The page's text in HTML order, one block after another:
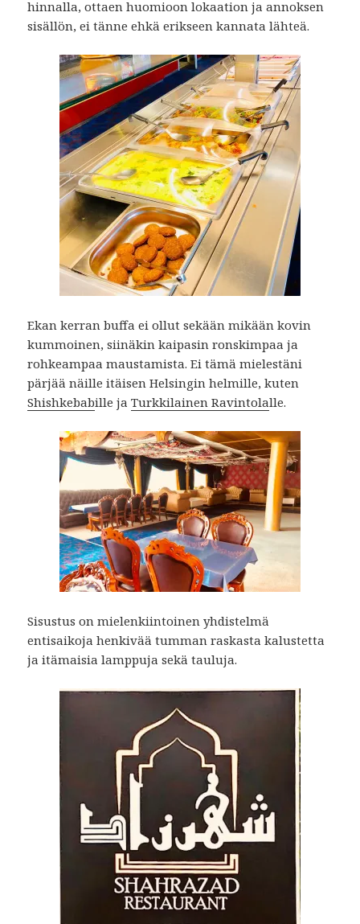
hinnalla, ottaen huomioon lokaation ja annoksen
sisällön, ei tänne ehkä erikseen kannata lähteä.
Ekan kerran buffa ei ollut sekään mikään kovin
kummoinen, siinäkin kaipasin ronskimpaa ja
rohkeampaa maustamista. Ei tämä mielestäni
pärjää näille itäisen Helsingin helmille, kuten
Shishkebabille jaTurkkilainen Ravintolalle.
Sisustus on mielenkiintoinen yhdistelmä
entisaikoja henkivää tumman raskasta kalustetta
ja itämaisia lamppuja sekä tauluja.